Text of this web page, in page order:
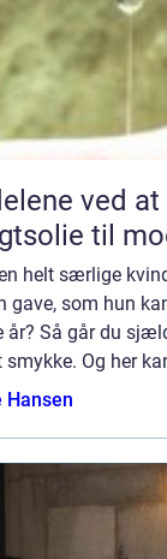
ved at
til
helt særlige
gave, som hun
år? Så går du
smykke. Og her
et af de
Hansen